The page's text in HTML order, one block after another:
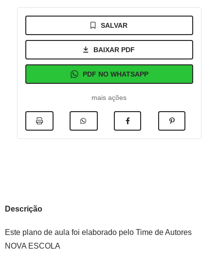
SALVAR
BAIXAR PDF
PDF NO WHATSAPP
mais ações
Descrição
Este plano de aula foi elaborado pelo Time de Autores
NOVA ESCOLA